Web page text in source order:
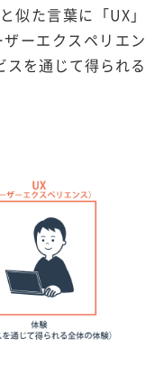
似た言葉に「UX」
ーエクスペリエン
スを通じて得られる